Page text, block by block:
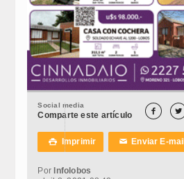
Social media
Comparte este artículo  
 Imprimir ✉Enviar E-mail
Por Infolobos